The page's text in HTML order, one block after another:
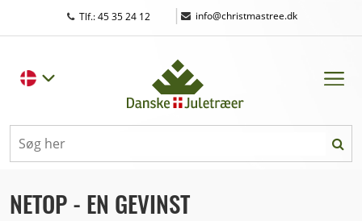
Tlf.: 45 35 24 12 | info@christmastree.dk
NETOP - EN GEVINST